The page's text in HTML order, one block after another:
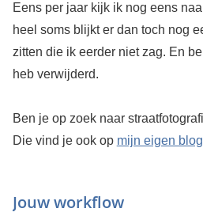
Eens per jaar kijk ik nog eens
heel soms blijkt er dan toch nog
zitten die ik eerder niet zag. En
heb verwijderd.
Ben je op zoek naar
Die vind je ook op mijn eigen blog
Jouw workflow